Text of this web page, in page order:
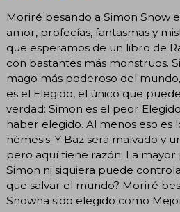
Moriré besando a Simon Snow
amor, profecías, fantasmas y
que esperamos de un libro de
con bastantes más monstruos.
mago más poderoso del
es el Elegido, el único que
verdad: Simon es el peor
haber elegido. Al menos eso es
némesis. Y Baz será malvado y
pero aquí tiene razón. La
Simon ni siquiera puede
que salvar el mundo? Moriré
Snowha sido elegido como